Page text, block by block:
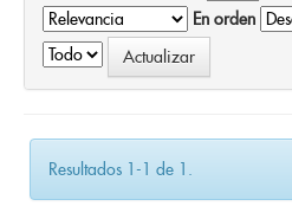
En orden
Resultados 1-1 de 1.